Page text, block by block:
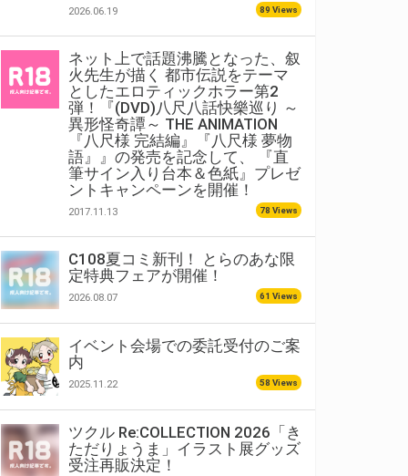
2026.06.19 89 Views
ネット上で話題沸騰となった、叙
火先生が描く 都市伝説をテーマ
としたエロティックホラー第2
弾！『(DVD)八尺八話快樂巡り ～
異形怪奇譚～ THE ANIMATION
『八尺様 完結編』『八尺様 夢物
語』』の発売を記念して、 『直
筆サイン入り台本＆色紙』プレゼ
ントキャンペーンを開催！
2017.11.13 78 Views
C108夏コミ新刊！ とらのあな限
定特典フェアが開催！
2026.08.07 61 Views
イベント会場での委託受付のご案
内
2025.11.22 58 Views
ツクル Re:COLLECTION 2026「き
ただりょうま」イラスト展グッズ
受注再販決定！